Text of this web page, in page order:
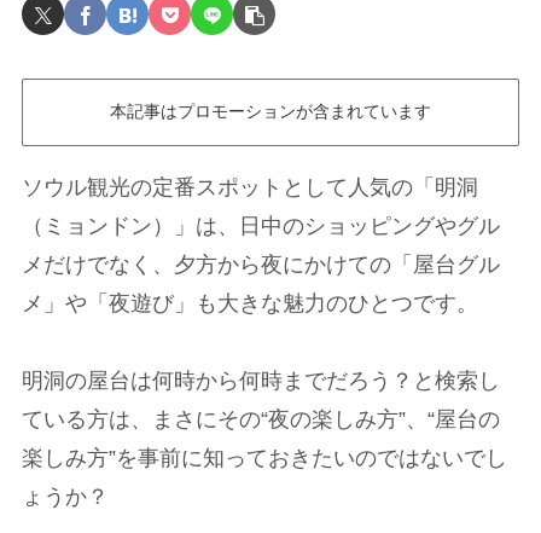
本記事はプロモーションが含まれています
ソウル観光の定番スポットとして人気の「明洞
（ミョンドン）」は、日中のショッピングやグル
メだけでなく、夕方から夜にかけての「屋台グル
メ」や「夜遊び」も大きな魅力のひとつです。
明洞の屋台は何時から何時までだろう？と検索し
ている方は、まさにその“夜の楽しみ方”、“屋台の
楽しみ方”を事前に知っておきたいのではないでし
ょうか？